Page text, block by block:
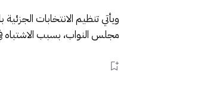
ويأتي تنظيم الانتخابات
مجلس النواب، بسبب الاشتباه في تورطه في قضية